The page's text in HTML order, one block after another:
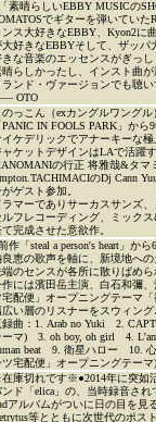
素晴らしいEBBY MUSICの
でギターを弾いていた
ンス大好きなEBBY、Kyon2に
大好きなEBBYそして、ザッパ
きな音楽のエッセンスがぎっ
晴らしかったし、インスト曲
ランド・ヴァージョンでも聴
OTO
のっこん（exカングルワング
PANIC IN FOOLS PARK」か
イケデリックでアナーキーな
ャケットデザインはLAで活躍
の行正 将雅哉&タマ
のDj Cann
がゲスト参加。
ラマーでありサーカスサンズ
ルフレコーディング、ミック
て完成させた意欲作。
作「steal a person's heart」か
良恵の歌声を軸に、新境地へ
端のセンスが各所に散りばめら
作には濱田岳主演、白石和彌
宅配便」オープニングテーマ「
広い層のリスナーをスウィン
録曲：1. Arab no Yuki 2.
ーマ) 3. oh boy, oh girl 4.
beat 9. 衛星ハロー 10.
ツ宅配便」オープニングテー
庫切れです※●2014年に突如
ンド「elica」の、当時録音さ
アルバムがついに日の目を見る
等とともに次世代のポス